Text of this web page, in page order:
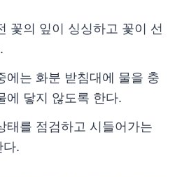
꽃의 잎이 싱싱하고 꽃이 선
에는 화분 받침대에 물을 충
에 닿지 않도록 한다.
태를 점검하고 시들어가는
다.